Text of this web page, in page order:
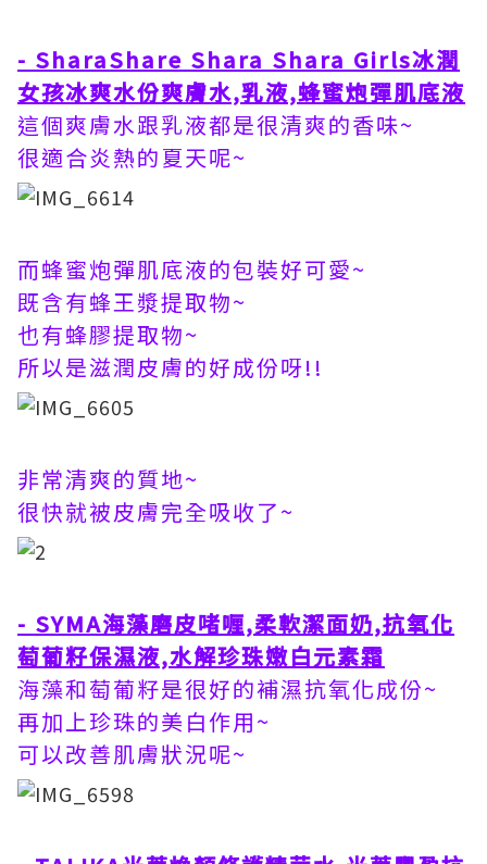
- SharaShare Shara Shara Girls冰潤
女孩冰爽水份爽膚水,乳液,蜂蜜炮彈肌底液
這個爽膚水跟乳液都是很清爽的香味~
很適合炎熱的夏天呢~
而蜂蜜炮彈肌底液的包裝好可愛~
既含有蜂王漿提取物~
也有蜂膠提取物~
所以是滋潤皮膚的好成份呀!!
非常清爽的質地~
很快就被皮膚完全吸收了~
- SYMA海藻磨皮啫喱,柔軟潔面奶,抗氧化
萄葡籽保濕液,水解珍珠嫩白元素霜
海藻和萄葡籽是很好的補濕抗氧化成份~
再加上珍珠的美白作用~
可以改善肌膚狀況呢~